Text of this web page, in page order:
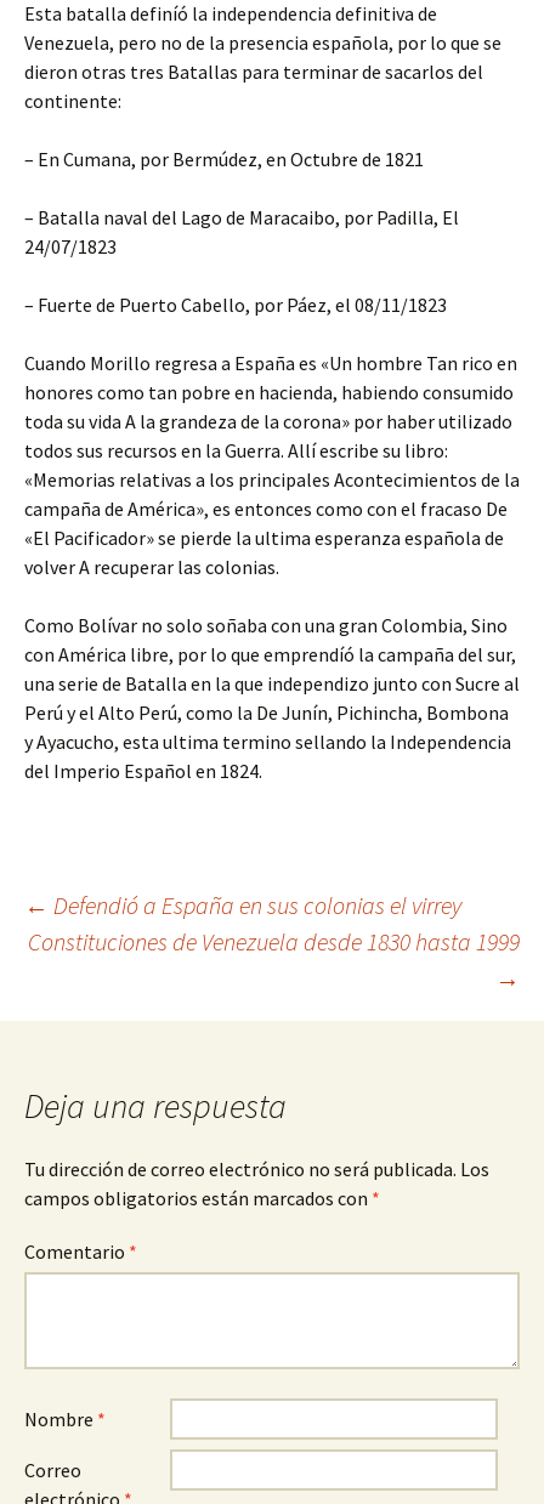
Esta batalla definíó la independencia definitiva de
Venezuela, pero no de la presencia española, por lo que se
dieron otras tres Batallas para terminar de sacarlos del
continente:
– En Cumana, por Bermúdez, en Octubre de 1821
– Batalla naval del Lago de Maracaibo, por Padilla, El
24/07/1823
– Fuerte de Puerto Cabello, por Páez, el 08/11/1823
Cuando Morillo regresa a España es «Un hombre Tan rico en
honores como tan pobre en hacienda, habiendo consumido
toda su vida A la grandeza de la corona» por haber utilizado
todos sus recursos en la Guerra. Allí escribe su libro:
«Memorias relativas a los principales Acontecimientos de la
campaña de América», es entonces como con el fracaso De
«El Pacificador» se pierde la ultima esperanza española de
volver A recuperar las colonias.
Como Bolívar no solo soñaba con una gran Colombia, Sino
con América libre, por lo que emprendíó la campaña del sur,
una serie de Batalla en la que independizo junto con Sucre al
Perú y el Alto Perú, como la De Junín, Pichincha, Bombona
y Ayacucho, esta ultima termino sellando la Independencia
del Imperio Español en 1824.
Navegación
← Defendió a España en sus colonias el virrey
Constituciones de Venezuela desde 1830 hasta 1999
→
Deja una respuesta
Tu dirección de correo electrónico no será publicada. Los
campos obligatorios están marcados con *
Comentario *
Nombre *
Correo
electrónico *